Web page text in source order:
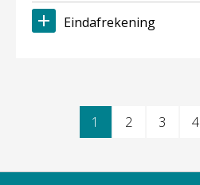
Eindafrekening
Selecteer een pagina
1 2 3 4